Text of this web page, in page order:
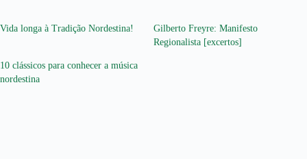
Vida longa à Tradição Nordestina!
Gilberto Freyre: Manifesto
Regionalista [excertos]
10 clássicos para conhecer a música
nordestina